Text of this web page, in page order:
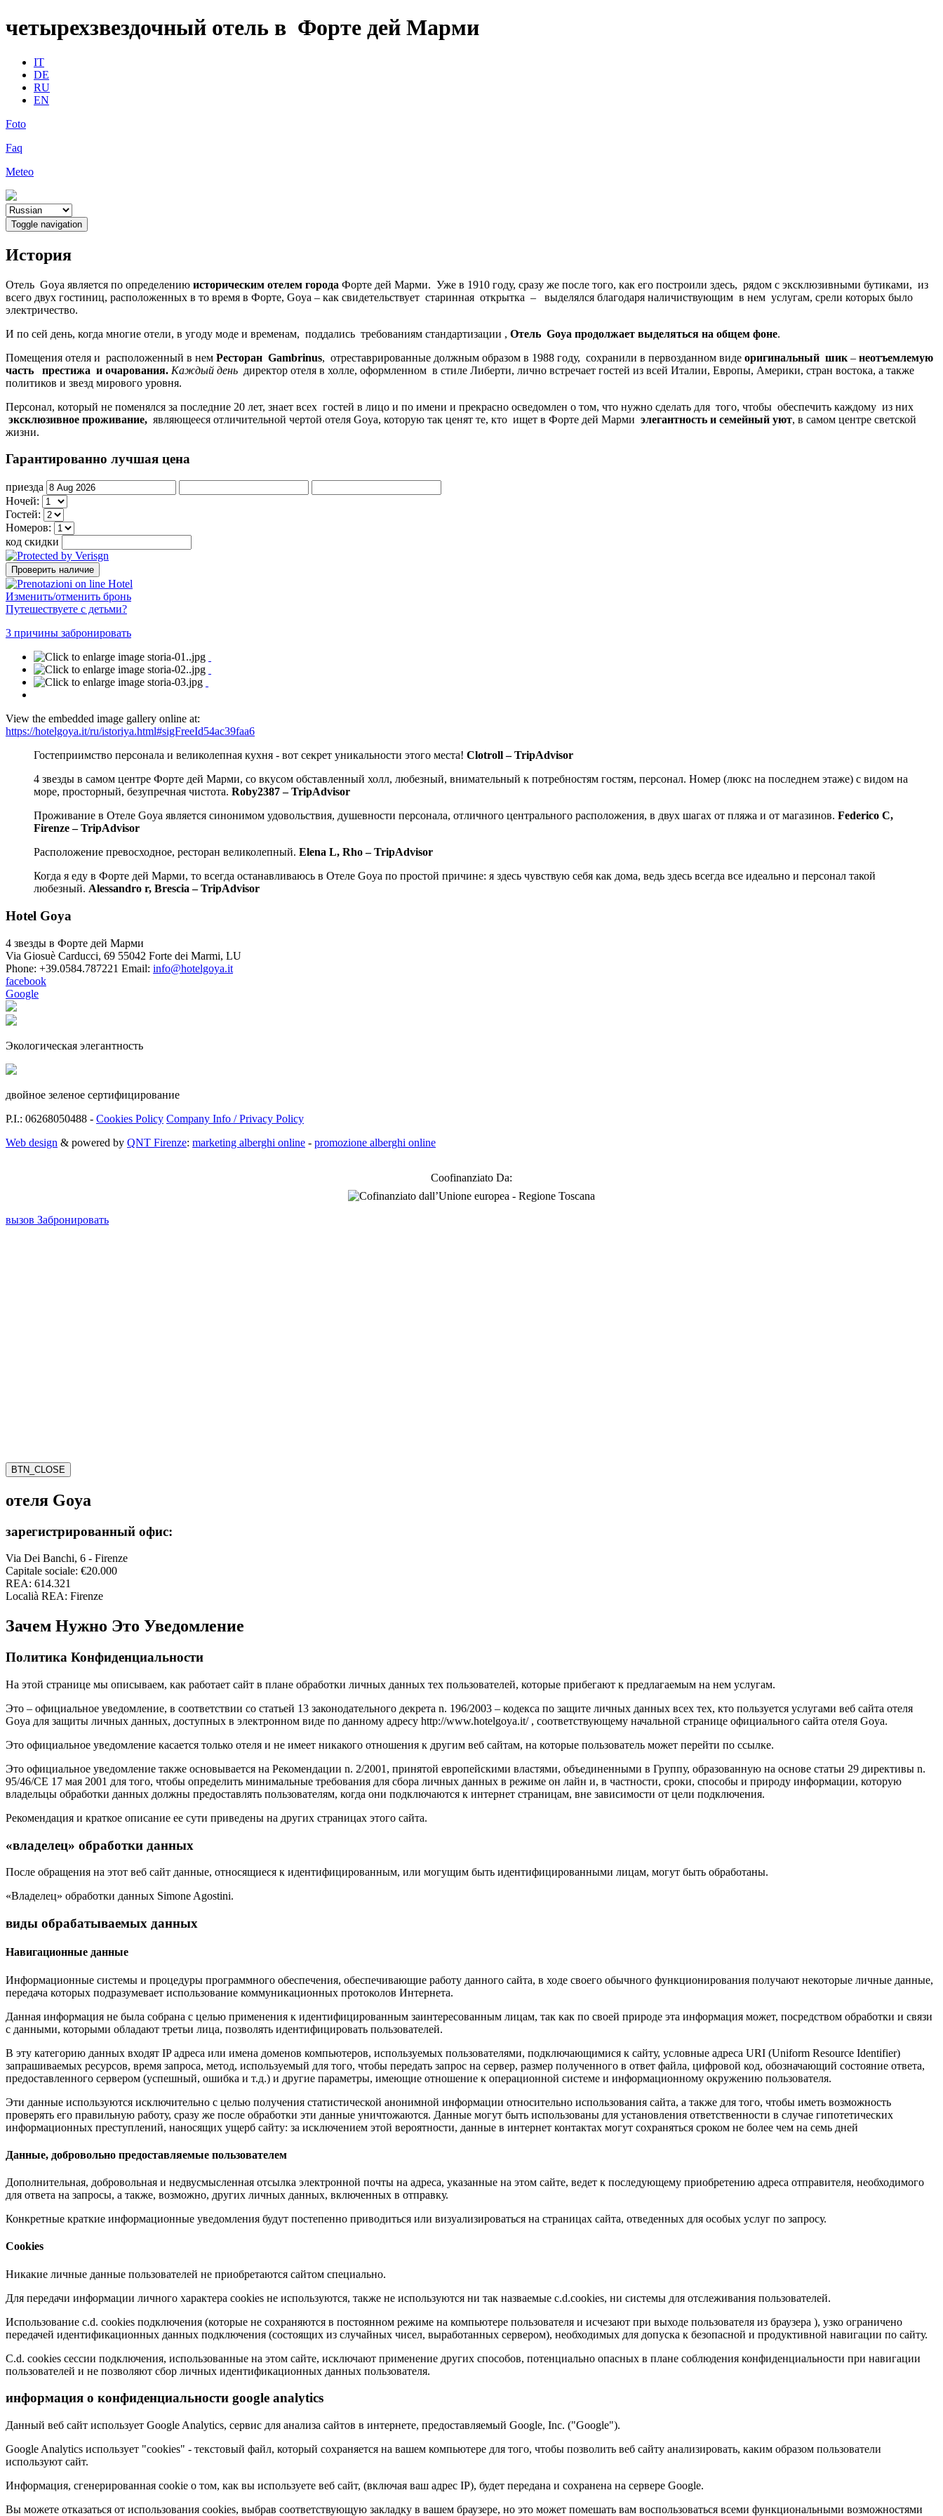
четырехзвездочный отель в Форте дей Марми
IT
DE
RU
EN
Foto
Faq
Meteo
Toggle navigation
История
Отель Goya является по определению историческим отелем города Форте дей Марми. Уже в 1910 году, сразу же после того, как его построили здесь, рядом с эксклюзивными бутиками, из
всего двух гостиниц, расположенных в то время в Форте, Goya – как свидетельствует старинная открытка – выделялся благодаря наличиствующим в нем услугам, срели которых было
электричество.
И по сей день, когда многие отели, в угоду моде и временам, поддались требованиям стандартизации , Отель Goya продолжает выделяться на общем фоне.
Помещения отеля и расположенный в нем Ресторан Gambrinus, отреставрированные должным образом в 1988 году, сохранили в первозданном виде оригинальный шик – неотъемлемую
часть
престижа и очарования. Каждый день директор отеля в холле, оформленном в стиле Либерти, лично встречает гостей из всей Италии, Европы, Америки, стран востока, а также
политиков и звезд мирового уровня.
Персонал, который не поменялся за последние 20 лет, знает всех гостей в лицо и по имени и прекрасно осведомлен о том, что нужно сделать для того, чтобы обеспечить каждому из них
эксклюзивное проживание, являющееся отличительной чертой отеля Goya, которую так ценят те, кто ищет в Форте дей Марми элегантность и семейный уют, в самом центре светской
жизни.
Гарантированно лучшая цена
приезда
Hочей:
Гостей:
Номеров:
код скидки
Изменить/отменить бронь
Путешествуете с детьми?
3 причины забронировать
View the embedded image gallery online at:
https://hotelgoya.it/ru/istoriya.html#sigFreeId54ac39faa6
Гостеприимство персонала и великолепная кухня - вот секрет уникальности этого места! Clotroll – TripAdvisor
4 звезды в самом центре Форте дей Марми, со вкусом обставленный холл, любезный, внимательный к потребностям гостям, персонал. Номер (люкс на последнем этаже) с видом на
море, просторный, безупречная чистота. Roby2387 – TripAdvisor
Проживание в Отеле Goya является синонимом удовольствия, душевности персонала, отличного центрального расположения, в двух шагах от пляжа и от магазинов. Federico C,
Firenze – TripAdvisor
Расположение превосходное, ресторан великолепный. Elena L, Rho – TripAdvisor
Когда я еду в Форте дей Марми, то всегда останавливаюсь в Отеле Goya по простой причине: я здесь чувствую себя как дома, ведь здесь всегда все идеально и персонал такой
любезный. Alessandro r, Brescia – TripAdvisor
Hotel Goya
4 звезды в Форте дей Марми
Via Giosuè Carducci, 69 55042 Forte dei Marmi, LU
Phone: +39.0584.787221 Email: info@hotelgoya.it
facebook
Google
Экологическая элегантность
двойное зеленое сертифицирование
P.I.: 06268050488 - Cookies Policy Company Info / Privacy Policy
Web design & powered by QNT Firenze: marketing alberghi online - promozione alberghi online
Coofinanziato Da:
вызов Забронировать
BTN_CLOSE
отеля Goya
зарегистрированный офис:
Via Dei Banchi, 6 - Firenze
Capitale sociale: €20.000
REA: 614.321
Localià REA: Firenze
Зачем Нужно Это Уведомление
Политика Конфиденциальности
На этой странице мы описываем, как работает сайт в плане обработки личных данных тех пользователей, которые прибегают к предлагаемым на нем услугам.
Это – официальное уведомление, в соответствии со статьей 13 законодательного декрета n. 196/2003 – кодекса по защите личных данных всех тех, кто пользуется услугами веб сайта отеля
Goya для защиты личных данных, доступных в электронном виде по данному адресу http://www.hotelgoya.it/ , соответствующему начальной странице официального сайта отеля Goya.
Это официальное уведомление касается только отеля и не имеет никакого отношения к другим веб сайтам, на которые пользователь может перейти по ссылке.
Это официальное уведомление также основывается на Рекомендации n. 2/2001, принятой европейскими властями, объединенными в Группу, образованную на основе статьи 29 директивы n.
95/46/CE 17 мая 2001 для того, чтобы определить минимальные требования для сбора личных данных в режиме он лайн и, в частности, сроки, способы и природу информации, которую
владельцы обработки данных должны предоставлять пользователям, когда они подключаются к интернет страницам, вне зависимости от цели подключения.
Рекомендация и краткое описание ее сути приведены на других страницах этого сайта.
«владелец» обработки данных
После обращения на этот веб сайт данные, относящиеся к идентифицированным, или могущим быть идентифицированными лицам, могут быть обработаны.
«Владелец» обработки данных Simone Agostini.
виды обрабатываемых данных
Навигационные данные
Информационные системы и процедуры программного обеспечения, обеспечивающие работу данного сайта, в ходе своего обычного функционирования получают некоторые личные данные,
передача которых подразумевает использование коммуникационных протоколов Интернета.
Данная информация не была собрана с целью применения к идентифицированным заинтересованным лицам, так как по своей природе эта информация может, посредством обработки и связи
с данными, которыми обладают третьи лица, позволять идентифицировать пользователей.
В эту категорию данных входят IP адреса или имена доменов компьютеров, используемых пользователями, подключающимися к сайту, условные адреса URI (Uniform Resource Identifier)
запрашиваемых ресурсов, время запроса, метод, используемый для того, чтобы передать запрос на сервер, размер полученного в ответ файла, цифровой код, обозначающий состояние ответа,
предоставленного сервером (успешный, ошибка и т.д.) и другие параметры, имеющие отношение к операционной системе и информационному окружению пользователя.
Эти данные используются исключительно с целью получения статистической анонимной информации относительно использования сайта, а также для того, чтобы иметь возможность
проверять его правильную работу, сразу же после обработки эти данные уничтожаются. Данные могут быть использованы для установления ответственности в случае гипотетических
информационных преступлений, наносящих ущерб сайту: за исключением этой вероятности, данные в интернет контактах могут сохраняться сроком не более чем на семь дней
Данные, добровольно предоставляемые пользователем
Дополнительная, добровольная и недвусмысленная отсылка электронной почты на адреса, указанные на этом сайте, ведет к последующему приобретению адреса отправителя, необходимого
для ответа на запросы, а также, возможно, других личных данных, включенных в отправку.
Конкретные краткие информационные уведомления будут постепенно приводиться или визуализироваться на страницах сайта, отведенных для особых услуг по запросу.
Cookies
Никакие личные данные пользователей не приобретаются сайтом специально.
Для передачи информации личного характера cookies не используются, также не используются ни так назваемые c.d.cookies, ни системы для отслеживания пользователей.
Использование c.d. cookies подключения (которые не сохраняются в постоянном режиме на компьютере пользователя и исчезают при выходе пользователя из браузера ), узко ограничено
передачей идентификационных данных подключения (состоящих из случайных чисел, выработанных сервером), необходимых для допуска к безопасной и продуктивной навигации по сайту.
С.d. cookies сессии подключения, использованные на этом сайте, исключают применение других способов, потенциально опасных в плане соблюдения конфиденциальности при навигации
пользователей и не позволяют сбор личных идентификационных данных пользователя.
информация о конфиденциальности google analytics
Данный веб сайт использует Google Analytics, сервис для анализа сайтов в интернете, предоставляемый Google, Inc. ("Google").
Google Analytics использует "cookies" - текстовый файл, который сохраняется на вашем компьютере для того, чтобы позволить веб сайту анализировать, каким образом пользователи
используют сайт.
Информация, сгенерированная cookie о том, как вы используете веб сайт, (включая ваш адрес IP), будет передана и сохранена на сервере Google.
Вы можете отказаться от использования cookies, выбрав соответствующую закладку в вашем браузере, но это может помешать вам воспользоваться всеми функциональными возможностями